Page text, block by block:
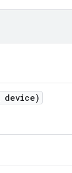
device)